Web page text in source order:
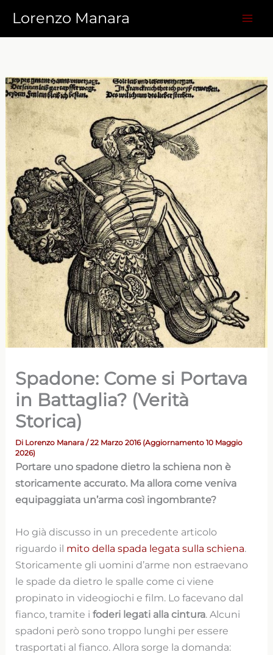
contenuto
Lorenzo Manara
Spadone: Come si Portava
in Battaglia? (Verità
Storica)
Di Lorenzo Manara/ 22 Marzo 2016 (Aggiornamento 10 Maggio
2026)
Portare uno spadone dietro la schiena non è
storicamente accurato. Ma allora come veniva
equipaggiata un’arma così ingombrante?
Ho già discusso in un precedente articolo
riguardo il mito della spada legata sulla schiena.
Storicamente gli uomini d’arme non estraevano
le spade da dietro le spalle come ci viene
propinato in videogiochi e film. Lo facevano dal
fianco, tramite ifoderi legati alla cintura. Alcuni
spadoni però sono troppo lunghi per essere
trasportati al fianco. Allora sorge la domanda: